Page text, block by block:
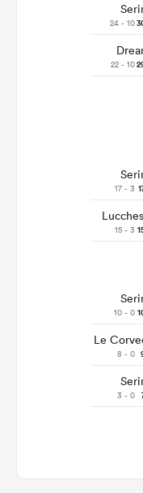
24 - 10
22 - 10
17 - 3
15 - 3
10 - 0
Le
8 - 0
3 - 0